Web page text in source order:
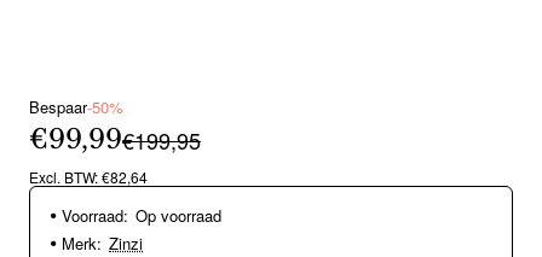
Bespaar-50%
€99,99€199,95
Excl. BTW: €82,64
Voorraad: Op voorraad
Merk: Zinzi